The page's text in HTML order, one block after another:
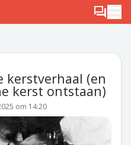
Berichten
aan
kerstverhaal (en
kerst ontstaan)
om 14:20